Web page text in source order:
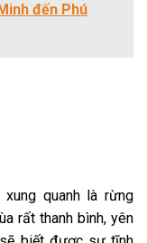
đến Phú
quanh là rừng
rất thanh bình, yên